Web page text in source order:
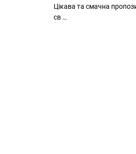
Цікава та смачна
св …